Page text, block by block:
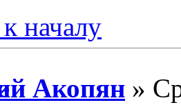
началу
Акопян »